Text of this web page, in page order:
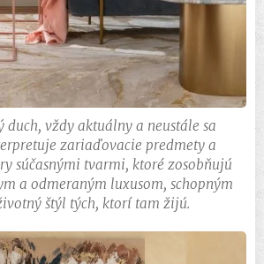
vždy aktuálny a neustále sa
zariaďovacie predmety a
súčasnými tvarmi, ktoré zosobňujú
a odmeraným luxusom, schopným
štýl tých, ktorí tam žijú.